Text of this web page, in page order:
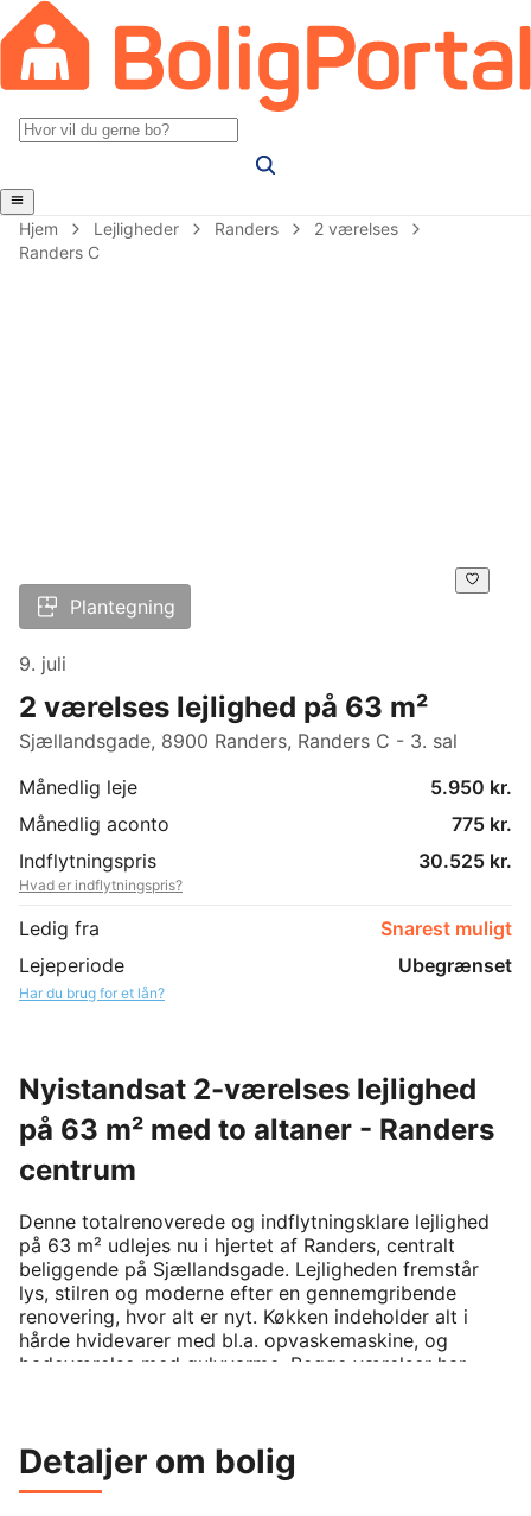
Hjem Lejligheder Randers
2 værelses
Randers C
Plantegning
9. juli
2 værelses lejlighed på 63 m²
Sjællandsgade, 8900 Randers, Randers C - 3. sal
Månedlig leje
5.950 kr.
Månedlig aconto
775 kr.
Indflytningspris
30.525 kr.
Hvad er indflytningspris?
Ledig fra
Snarest muligt
Lejeperiode
Ubegrænset
Har du brug for et lån?
Nyistandsat 2-værelses lejlighed
på 63 m² med to altaner - Randers
centrum
Denne totalrenoverede og indflytningsklare lejlighed
på 63 m² udlejes nu i hjertet af Randers, centralt
beliggende på Sjællandsgade. Lejligheden fremstår
lys, stilren og moderne efter en gennemgribende
renovering, hvor alt er nyt. Køkken indeholder alt i
hårde hvidevarer med bl.a. opvaskemaskine, og
badeværelse med gulvvarme. Begge værelser har
•	2 små altaner – én til hvert værelse
Detaljer om bolig